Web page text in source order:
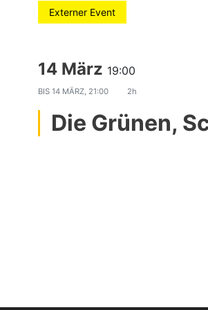
Externer Event
14 März 19:00
BIS 14 MÄRZ, 21:00 2h
Die Grünen,